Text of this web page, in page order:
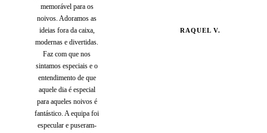
memorável para os
noivos. Adoramos as
ideias fora da caixa,
modernas e divertidas.
Faz com que nos
sintamos especiais e o
entendimento de que
aquele dia é especial
para aqueles noivos é
fantástico. A equipa foi
especular e puseram-
RAQUEL V.